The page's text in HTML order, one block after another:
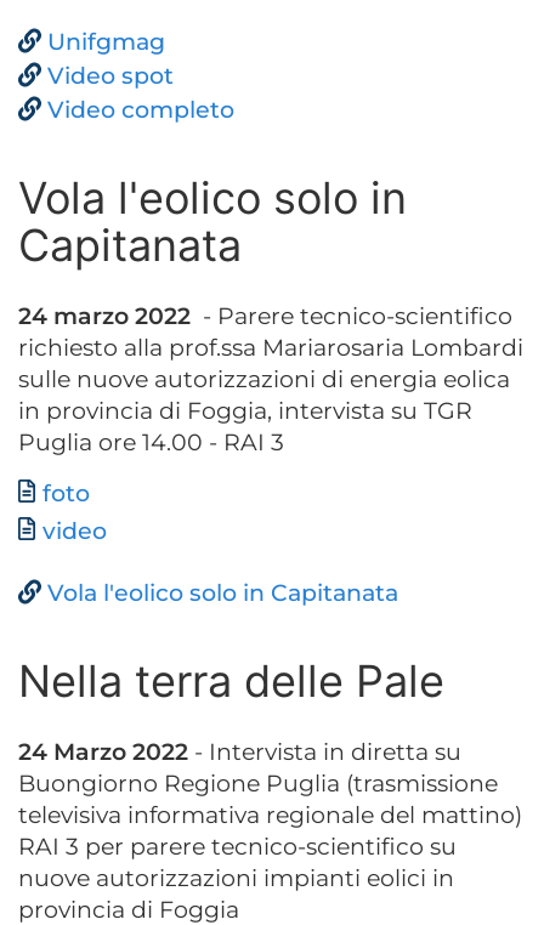
Unifgmag
Video spot
Video completo
Vola l'eolico solo in
Capitanata
24 marzo 2022 - Parere tecnico-scientifico
richiesto alla prof.ssa Mariarosaria Lombardi
sulle nuove autorizzazioni di energia eolica
in provincia di Foggia, intervista su TGR
Puglia ore 14.00 - RAI 3
Documento
foto
Documento
video
Vola l'eolico solo in Capitanata
Nella terra delle Pale
24 Marzo 2022 - Intervista in diretta su
Buongiorno Regione Puglia (trasmissione
televisiva informativa regionale del mattino)
RAI 3 per parere tecnico-scientifico su
nuove autorizzazioni impianti eolici in
provincia di Foggia